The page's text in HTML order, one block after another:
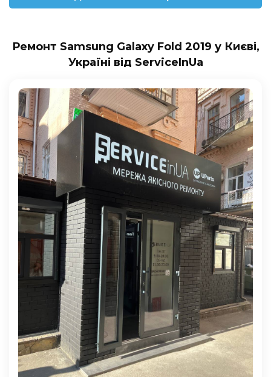
Ремонт Samsung Galaxy Fold 2019 у Києві,
Україні від ServiceInUa